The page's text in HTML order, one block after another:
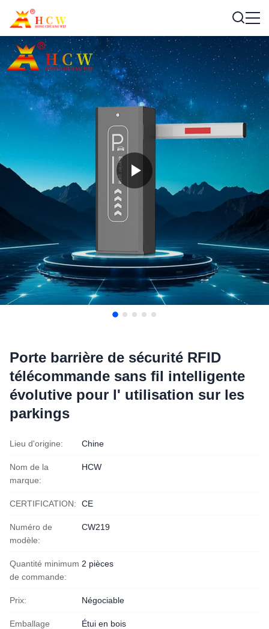
Porte barrière de sécurité RFID
télécommande sans fil intelligente
évolutive pour l' utilisation sur les
parkings
Lieu d'origine: Chine
Nom de la
marque:
HCW
CERTIFICATION: CE
Numéro de
modèle:
CW219
Quantité minimum
de commande:
2 pièces
Prix: Négociable
Emballage
Étui en bois